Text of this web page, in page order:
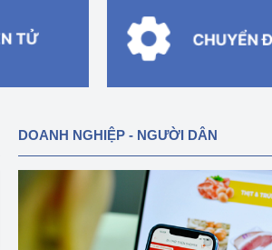
DOANH NGHIỆP - NGƯỜI DÂN